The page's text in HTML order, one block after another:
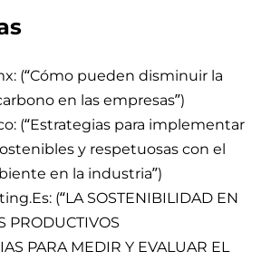
(“Cómo pueden disminuir la
en las empresas”)
(“Estrategias para implementar
y respetuosas con el
en la industria”)
(“LA SOSTENIBILIDAD EN
PRODUCTIVOS
PARA MEDIR Y EVALUAR EL